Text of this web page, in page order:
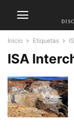
Inicio Etiquetas
ISA